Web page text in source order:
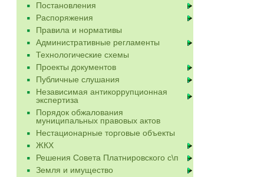
Постановления
Распоряжения
Правила и нормативы
Административные регламенты
Технологические схемы
Проекты документов
Публичные слушания
Независимая антикоррупционная
экспертиза
Порядок обжалования
муниципальных правовых актов
Нестационарные торговые объекты
ЖКХ
Решения Совета Платнировского с\п
Земля и имущество